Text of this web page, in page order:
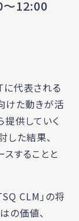
12:00
代表される
けた動きが活
提供していく
した結果、
スすることと
CLM」の将
の価値、